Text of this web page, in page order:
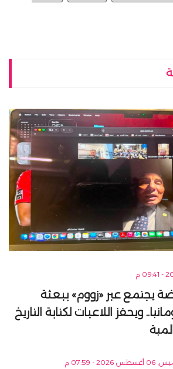
يجتمع عبر «زووم» ببعثة
ويحفز اللاعبات لكتابة التاريخ
2026 - 07:59 م